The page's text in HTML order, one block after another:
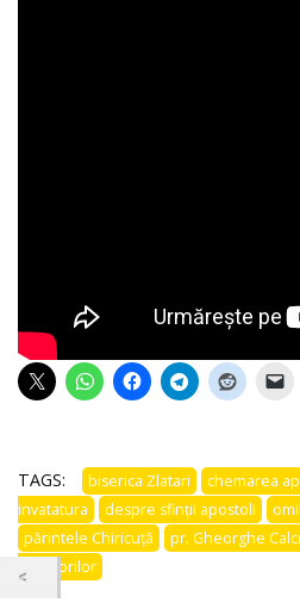
TAGS: biserica Zlatari chemarea
invatatura
despre sfinții apostoli
părintele Chiricuță
pr. Gheorghe
inchisorilor